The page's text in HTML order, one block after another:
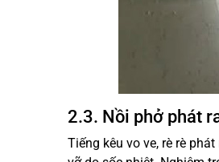
2.3. Nồi phở phát
Tiếng kêu vo ve, rè rè